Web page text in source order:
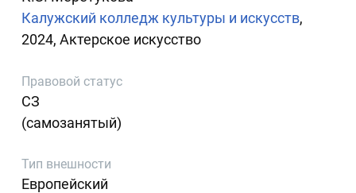
Калужский колледж культуры и искусств,
2024, Актерское искусство
Правовой статус
СЗ
(самозанятый)
Тип внешности
Европейский